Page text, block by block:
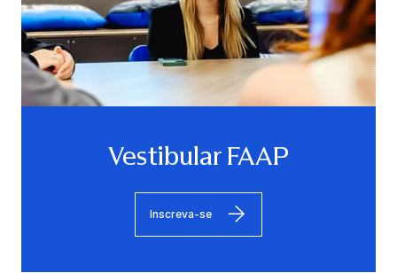
Vestibular FAAP
Inscreva-se